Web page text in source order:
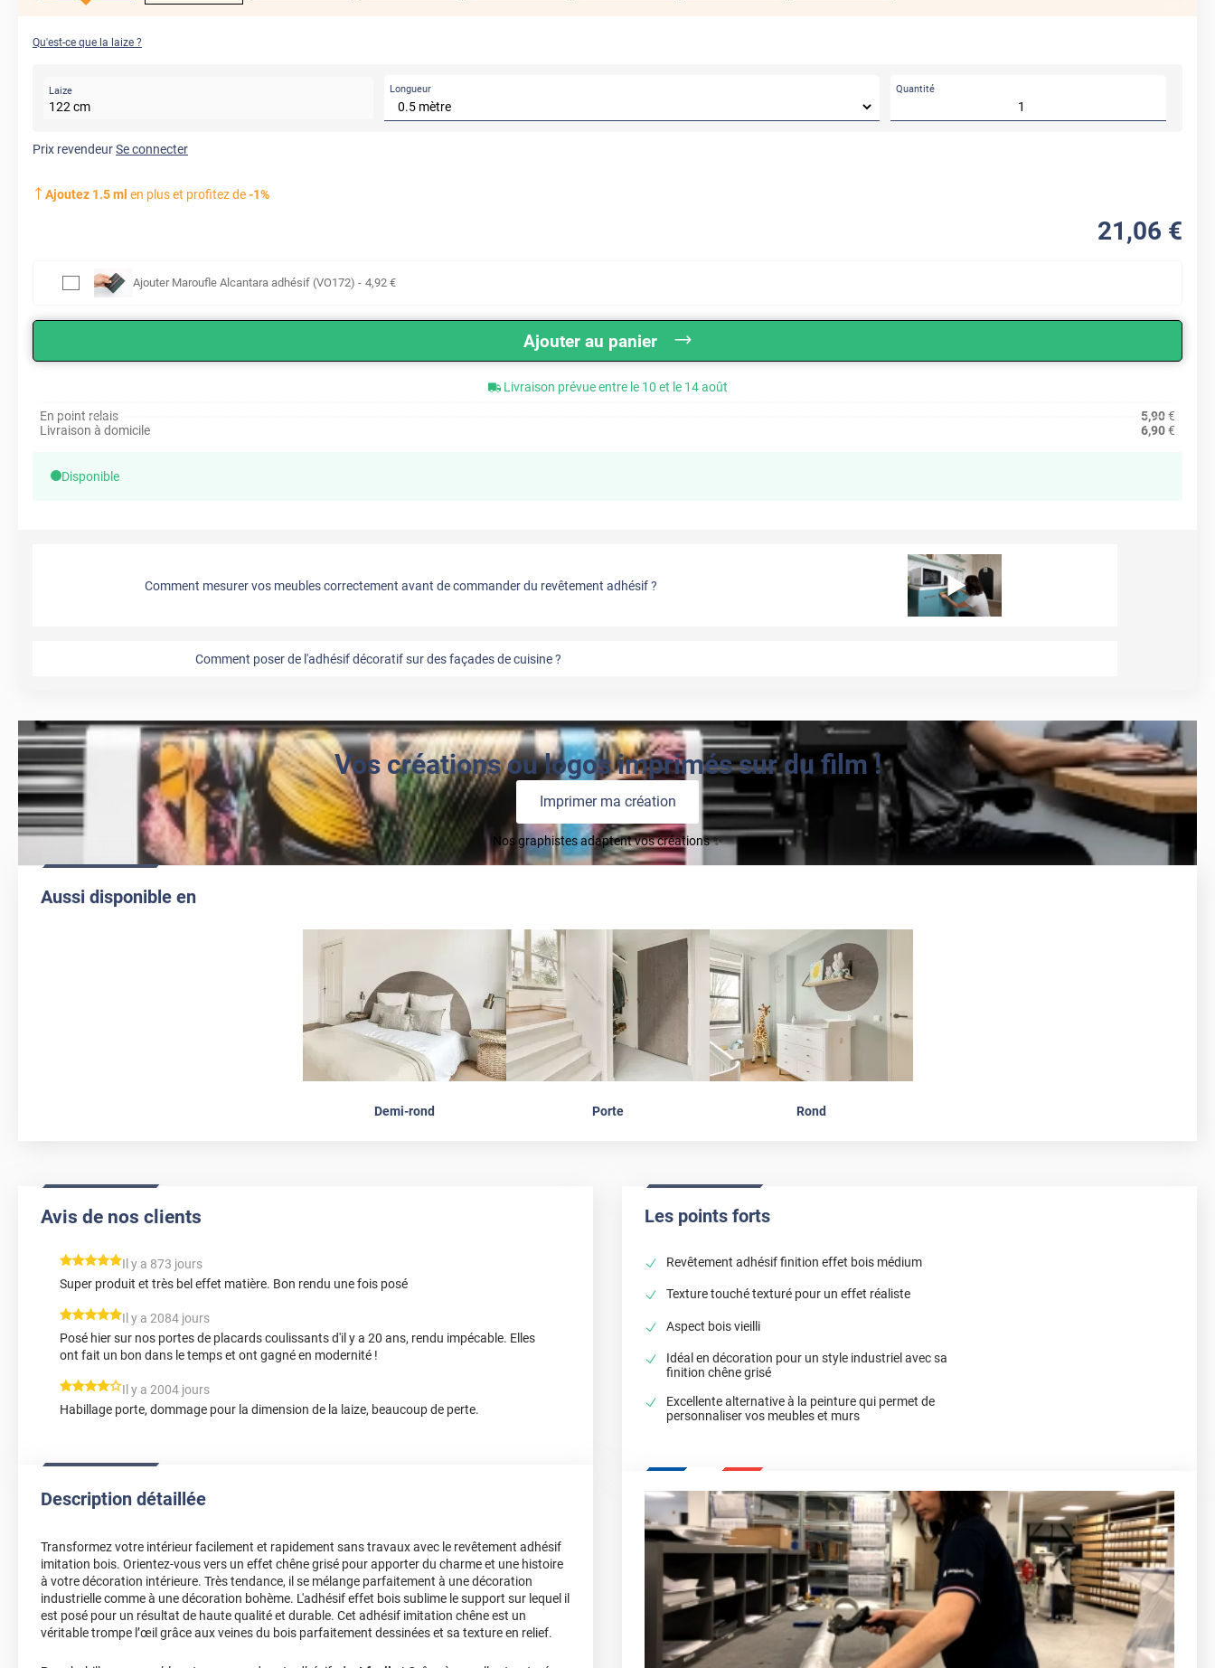
Qu'est-ce que la laize ?
Laize
122 cm
Longueur Quantité
Prix revendeurSe connecter
Ajoutez 1.5ml en plus et profitez de-1%
21 ,06 €
Ajouter Maroufle Alcantara adhésif (VO172) - 4,92 €
Ajouter au panier
Livraison prévue entre le 10 et le 14 août
En point relais
5,90€
Livraison à domicile
6,90€
Disponible
Comment mesurer vos meubles correctement avant de commander du revêtement adhésif ?
Comment poser de l'adhésif décoratif sur des façades de cuisine ?
Vos créations ou logos imprimés sur du film !
Imprimer ma création
Nos graphistes adaptent vos créations ✨
Aussi disponible en
Demi-rond Porte Rond
Avis de nos clients
*****
Il y a 873 jours
Super produit et très bel effet matière. Bon rendu une fois posé
*****
Il y a 2084 jours
Posé hier sur nos portes de placards coulissants d'il y a 20 ans, rendu impécable. Elles
ont fait un bon dans le temps et ont gagné en modernité !
*****Il y a 2004 jours
Habillage porte, dommage pour la dimension de la laize, beaucoup de perte.
Description détaillée
Transformez votre intérieur facilement et rapidement sans travaux avec le revêtement adhésif
imitation bois. Orientez-vous vers un effet chêne grisé pour apporter du charme et une histoire
à votre décoration intérieure. Très tendance, il se mélange parfaitement à une décoration
industrielle comme à une décoration bohème. L'adhésif effet bois sublime le support sur lequel il
est posé pour un résultat de haute qualité et durable. Cet adhésif imitation chêne est un
véritable trompe l’œil grâce aux veines du bois parfaitement dessinées et sa texture en relief.
Les points forts
Revêtement adhésif finition effet bois médium
Texture touché texturé pour un effet réaliste
Aspect bois vieilli
Idéal en décoration pour un style industriel avec sa
finition chêne grisé
Excellente alternative à la peinture qui permet de
personnaliser vos meubles et murs